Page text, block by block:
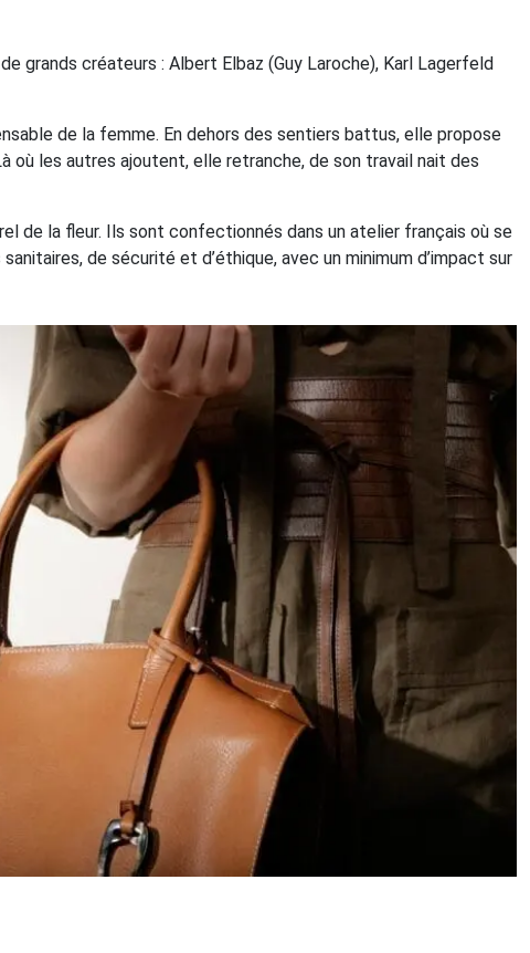
grands créateurs : Albert Elbaz (Guy Laroche), Karl Lagerfeld
de la femme. En dehors des sentiers battus, elle propose
les autres ajoutent, elle retranche, de son travail nait des
de la fleur. Ils sont confectionnés dans un atelier français où se
de sécurité et d’éthique, avec un minimum d’impact sur